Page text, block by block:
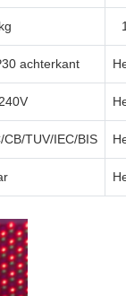
achterkant
TUV/IEC/BIS